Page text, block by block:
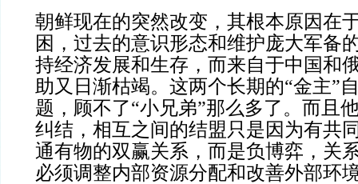
朝鲜现在的突然改变，其根本原因在
困，过去的意识形态和维护庞大军备
持经济发展和生存，而来自于中国和
助又日渐枯竭。这两个长期的“金主”
题，顾不了“小兄弟”那么多了。而且
纠结，相互之间的结盟只是因为有共
通有物的双赢关系，而是负博弈，关
必须调整内部资源分配和改善外部环